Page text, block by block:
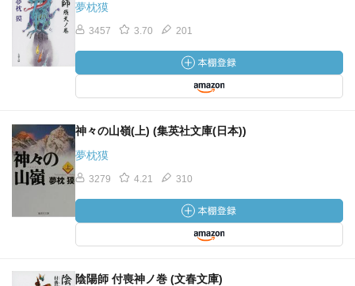
夢枕獏
3457 3.70 201
神々の山嶺(上) (集英社文庫(日本))
夢枕獏
3279 4.21 310
陰陽師 付喪神ノ巻 (文春文庫)